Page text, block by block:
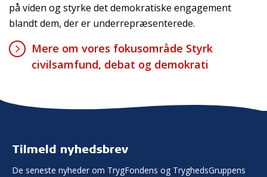
på viden og styrke det demokratiske engagement
blandt dem, der er underrepræsenterede.
Mere om vores fokusområde Styrk
civilsamfund, debat og demokrati
Tilmeld nyhedsbrev
De seneste nyheder om TrygFondens og TryghedsGruppens